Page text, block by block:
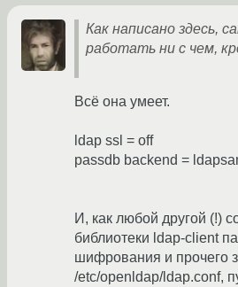
Как написано здесь,
работать ни с чем,
Всё она умеет.
ldap ssl = off
passdb backend =
И, как любой другой (!)
библиотеки ldap-client
шифрования и прочего
/etc/openldap/ldap.conf,